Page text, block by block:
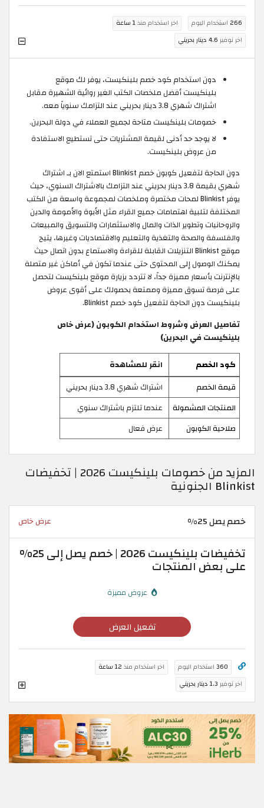
266 استخدام اليوم اخر استخدام منذ1 ساعة
اخر توفير 4.6 دينار بحريني
دون استخدام كود خصم بلينكيست، يوفر لك موقع
بلينكيست أفضل ملخصات الكتب الغير روائية الشهيرة مقابل
اشتراك شهري 3.8 دينار بحريني عند التزامك سنوياً معه.
خصومات بلينكيست متاحة لجميع العملاء في دولة البحرين.
لا يوجد حد أدنى لقيمة المشتريات حتى تستطيع الاستفادة
من عروض بلينكيست.
دون الحاجة لتفعيل كوبون خصم Blinkist استمتع الان بـ اشتراك
شهري بقيمة 3.8 دينار بحريني عند التزامك بالاشتراك السنوي، حيث
يوفر Blinkist لمحات مختصرة وملخصات لمجموعة واسعة من الكتب
المختلفة لتلبية اهتمامات جميع القراء مثل الأبوة والأمومة والدين
والروحانيات وتطوير الذات والمال والاستثمارات والتسويق والمبيعات
والفلسفة والصحة والتغذية والتعليم والاقتصاديات وغيرها، يتيح
موقع Blinkist التنزيلات القابلة للقراءة والاستماع بدون اتصال حيث
يمكنك الوصول إلى المحتوى حتى عندما تكون في أماكن غير متصلة
بالإنترنت بأسعار مميزة جداً، لا تتردد بزيارة موقع بلينكيست لتحصل
على فرصة تسوق مميزة وممتعة بحصولك على أقوى عروض
بلينكيست دون الحاجة لتفعيل كود خصم Blinkist.
تفاصيل العرض وشروط استخدام الكوبون (عرض خاص
بلينكيست في البحرين)
كود الخصم
انقر للمشاهدة
قيمة الخصم
اشتراك شهري 3.8 دينار بحريني
المنتجات المشمولة
عندما تلتزم باشتراك سنوي
صلاحية الكوبون
عرض فعال
المزيد من خصومات بلينكيست 2026 | تخفيضات
Blinkist الجنونية
خصم يصل 25% عرض خاص
تخفيضات بلينكيست 2026 | خصم يصل إلى 25%
على بعض المنتجات
عروض مميزة
تفعيل العرض
360 استخدام اليوم اخر استخدام منذ 12 ساعة
اخر توفير 1.3 دينار بحريني